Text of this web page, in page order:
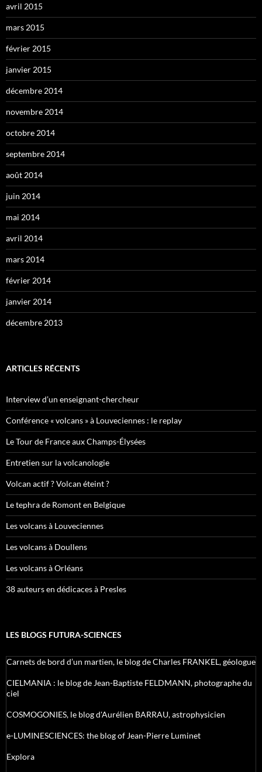
avril 2015
mars 2015
février 2015
janvier 2015
décembre 2014
novembre 2014
octobre 2014
septembre 2014
août 2014
juin 2014
mai 2014
avril 2014
mars 2014
février 2014
janvier 2014
décembre 2013
ARTICLES RÉCENTS
Interview d’un enseignant-chercheur
Conférence « volcans » à Louveciennes : le replay
Le Tour de France aux Champs-Élysées
Entretien sur la volcanologie
Volcan actif ? Volcan éteint ?
Le tephra de Romont en Belgique
Les volcans à Louveciennes
Les volcans à Doullens
Les volcans à Orléans
38 auteurs en dédicaces à Presles
LES BLOGS FUTURA-SCIENCES
Carnets de bord d’un martien, le blog de Charles FRANKEL, géologue
CIELMANIA : le blog de Jean-Baptiste FELDMANN, photographe du
ciel
COSMOGONIES, le blog d'Aurélien BARRAU, astrophysicien
e-LUMINESCIENCES: the blog of Jean-Pierre Luminet
Explora